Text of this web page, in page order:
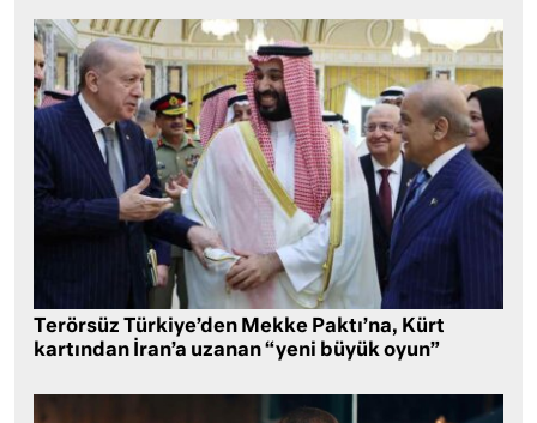
Terörsüz Türkiye’den Mekke Paktı’na, Kürt
kartından İran’a uzanan “yeni büyük oyun”